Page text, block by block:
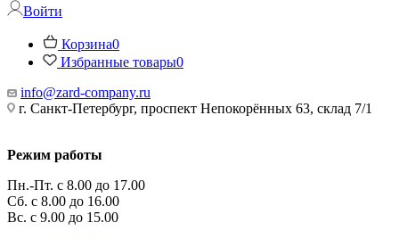
Войти
Корзина0
Избранные товары0
info@zard-company.ru
г. Санкт-Петербург, проспект Непокорённых 63, склад 7/1
Режим работы
Пн.-Пт. с 8.00 до 17.00
Сб. с 8.00 до 16.00
Вс. с 9.00 до 15.00